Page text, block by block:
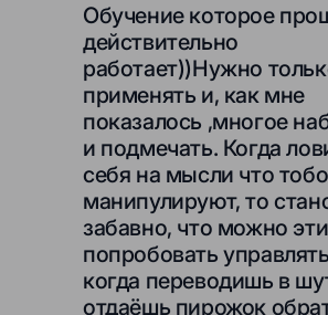
Обучение которое
действительно
работает))Нужно
применять и, как мне
показалось ,многое
и подмечать. Когда
себя на мысли что
манипулируют, то
забавно, что можно
попробовать
когда переводишь в
отдаёшь пирожок